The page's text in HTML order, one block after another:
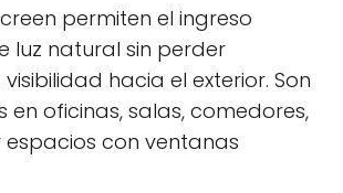
permiten el ingreso
luz natural sin perder
hacia el exterior. Son
en oficinas, salas, comedores,
espacios con ventanas